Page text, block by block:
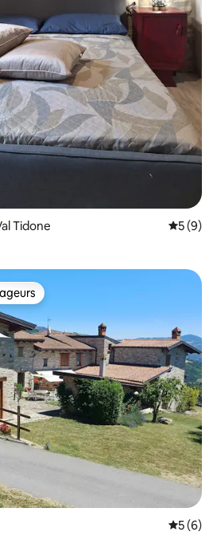
Tidone Note
5 (9)
parmi les plus aimés
Note
5 (6)